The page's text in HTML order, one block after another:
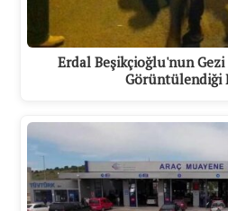
Erdal Beşikçioğlu'nun Gezi
Görüntülendiği